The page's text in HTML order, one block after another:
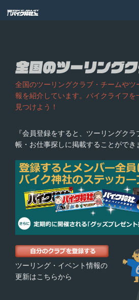
全国のツーリングクラブ・チームやツ
報を紹介しています。バイクライフを
見つけよう！
『会員登録をすると、ツーリングク
帳・お仕事探しに掲載することができ
ツーリング・イベント情報の
更新はこちらから